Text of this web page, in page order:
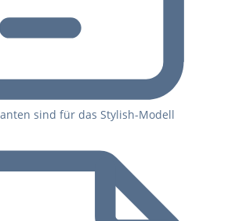
sind für das Stylish-Modell